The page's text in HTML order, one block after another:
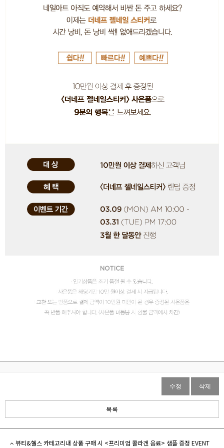
수정 삭제
목록
뷰티&헬스 카테고리내 상품 구매 시 <프리미엄 콜라겐 음료> 샘플 증정 EVENT